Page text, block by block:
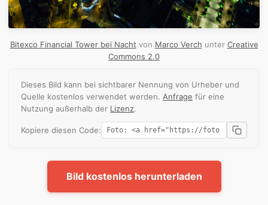
Bitexco Financial Tower bei Nacht von Marco Verch unter Creative
Commons 2.0
Dieses Bild kann bei sichtbarer Nennung von Urheber und
Quelle kostenlos verwendet werden. Anfrage für eine
Nutzung außerhalb der Lizenz.
Kopiere diesen Code:
Bild kostenlos herunterladen